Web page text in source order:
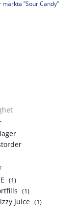
”Sour Candy”
(1)
(1)
Juice (1)